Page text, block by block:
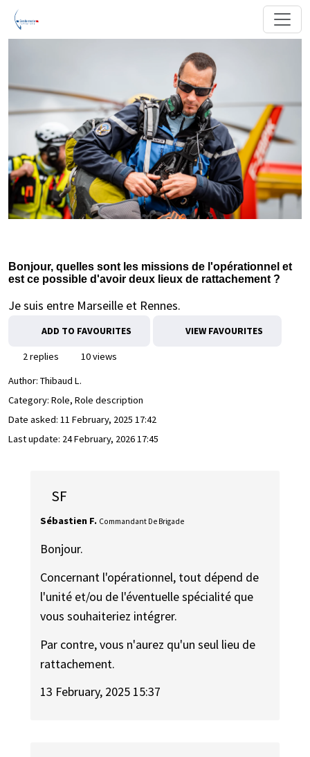
Bonjour, quelles sont les missions de l'opérationnel et
est ce possible d'avoir deux lieux de rattachement ?
Je suis entre Marseille et Rennes.
ADD TO FAVOURITES VIEW FAVOURITES
2 replies
10 views
Author: Thibaud L.
Category: Role, Role description
Date asked: 11 February, 2025 17:42
Last update: 24 February, 2026 17:45
SF
Sébastien F. Commandant De Brigade
Bonjour.
Concernant l'opérationnel, tout dépend de
l'unité et/ou de l'éventuelle spécialité que
vous souhaiteriez intégrer.
Par contre, vous n'aurez qu'un seul lieu de
rattachement.
13 February, 2025 15:37